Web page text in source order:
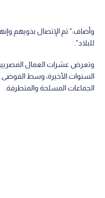
وأضاف:" تم الإتصال بذويهم
للبلاد".
وتعرض عشرات العمال
السنوات الأخيرة، وسط الفوضى
الجماعات المسلحة والمتطرفة.